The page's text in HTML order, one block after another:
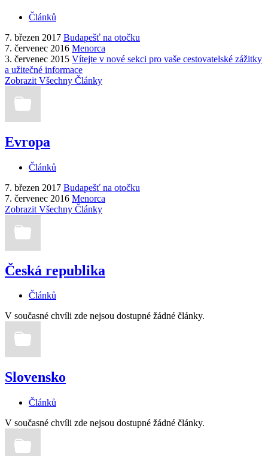
Článků
7. březen 2017 Budapešť na otočku
7. červenec 2016 Menorca
3. červenec 2015 Vítejte v nové sekci pro vaše cestovatelské zážitky
a užitečné informace
Zobrazit Všechny Články
Evropa
Článků
7. březen 2017 Budapešť na otočku
7. červenec 2016 Menorca
Zobrazit Všechny Články
Česká republika
Článků
V současné chvíli zde nejsou dostupné žádné články.
Slovensko
Článků
V současné chvíli zde nejsou dostupné žádné články.